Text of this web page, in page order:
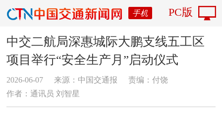
手机 PC版
中交二航局深惠城际大鹏支线五工区
项目举行“安全生产月”启动仪式
2026-06-07 来源：中国交通报
责编：付饶
作者：通讯员 刘智星